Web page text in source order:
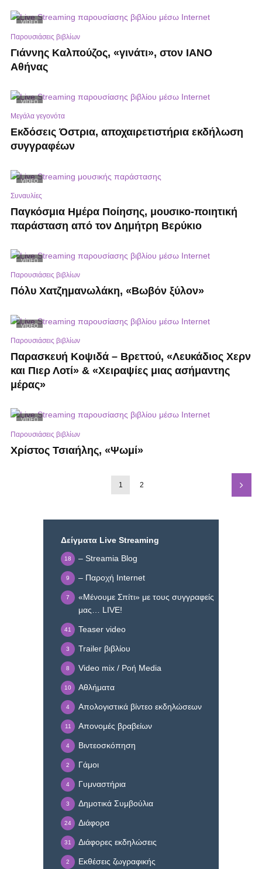
VIDEO
Παρουσιάσεις βιβλίων
Γιάννης Καλπούζος, «γινάτι», στον ΙΑΝΟ
Αθήνας
VIDEO
Μεγάλα γεγονότα
Εκδόσεις Όστρια, αποχαιρετιστήρια εκδήλωση
συγγραφέων
VIDEO
Συναυλίες
Παγκόσμια Ημέρα Ποίησης, μουσικο-ποιητική
παράσταση από τον Δημήτρη Βερύκιο
VIDEO
Παρουσιάσεις βιβλίων
Πόλυ Χατζημανωλάκη, «Βωβόν ξύλον»
VIDEO
Παρουσιάσεις βιβλίων
Παρασκευή Κοψιδά – Βρεττού, «Λευκάδιος Χερν
και Πιερ Λοτί» & «Χειραψίες μιας ασήμαντης
μέρας»
VIDEO
Παρουσιάσεις βιβλίων
Χρίστος Τσιαήλης, «Ψωμί»
1 2
Δείγματα Live Streaming
– Streamia Blog
18
– Παροχή Internet
9
«Μένουμε Σπίτι» με τους συγγραφείς
μας… LIVE!
7
Teaser video
41
Trailer βιβλίου
3
Video mix / Ροή Media
8
Αθλήματα
10
Απολογιστικά βίντεο εκδηλώσεων
4
Απονομές βραβείων
11
Βιντεοσκόπηση
4
Γάμοι
2
Γυμναστήρια
4
Δημοτικά Συμβούλια
3
Διάφορα
24
Διάφορες εκδηλώσεις
31
Εκθέσεις ζωγραφικής
2